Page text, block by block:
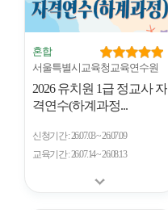
혼합
서울특별시교육청교육연수원
2026 유치원 1급 정교사 자
격연수(하계과정...
신청기간 26.07.03 ~ 26.07.09
교육기간 26.07.14 ~ 26.08.13